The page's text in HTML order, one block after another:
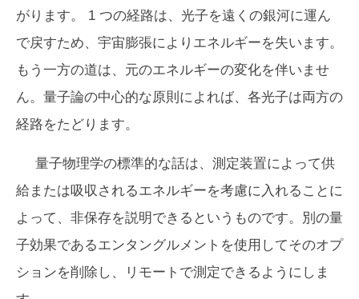
がります。 1 つの経路は、光子を遠くの銀河に運ん
で戻すため、宇宙膨張によりエネルギーを失います。
もう一方の道は、元のエネルギーの変化を伴いませ
ん。量子論の中心的な原則によれば、各光子は両方の
経路をたどります。
量子物理学の標準的な話は、測定装置によって供
給または吸収されるエネルギーを考慮に入れることに
よって、非保存を説明できるというものです。別の量
子効果であるエンタングルメントを使用してそのオプ
ションを削除し、リモートで測定できるようにしま